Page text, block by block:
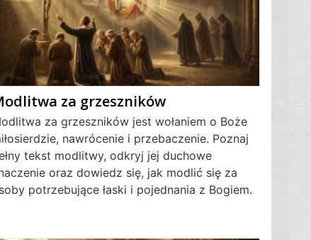
za grzeszników
za grzeszników jest wołaniem o Boże
nawrócenie i przebaczenie. Poznaj
tekst modlitwy, odkryj jej duchowe
oraz dowiedz się, jak modlić się za
potrzebujące łaski i pojednania z Bogiem.